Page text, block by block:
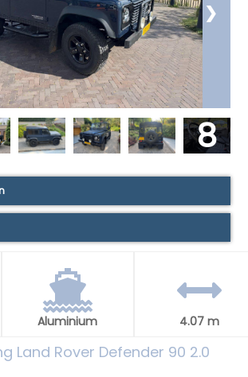
❯
8
Aluminium 4.07 m
Land Rover Defender 90 2.0